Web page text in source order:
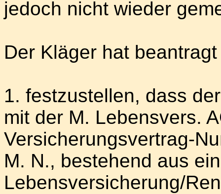
jedoch nicht wieder
Der Kläger hat
1. festzustellen, dass
mit der M. Lebensvers.
Versicherungsvertrag-
M. N., bestehend aus
Lebensversicherung/